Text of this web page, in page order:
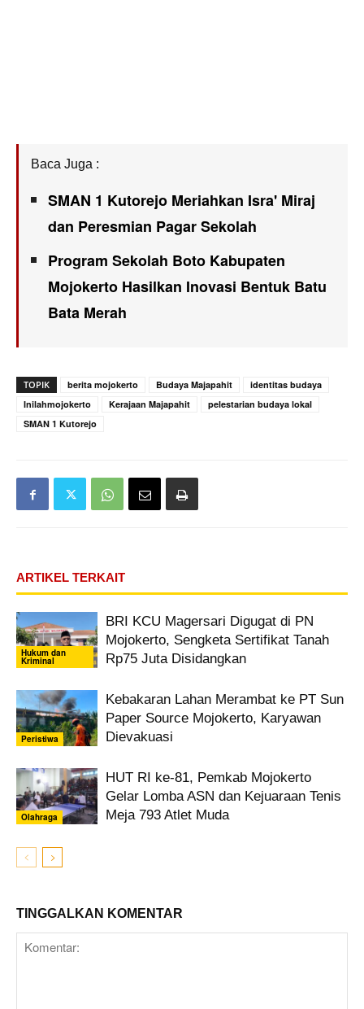
Baca Juga :
SMAN 1 Kutorejo Meriahkan Isra' Miraj
dan Peresmian Pagar Sekolah
Program Sekolah Boto Kabupaten
Mojokerto Hasilkan Inovasi Bentuk Batu
Bata Merah
TOPIK berita mojokerto Budaya Majapahit
identitas budaya
Inilahmojokerto
Kerajaan Majapahit
pelestarian budaya lokal
SMAN 1 Kutorejo
ARTIKEL TERKAIT
Hukum dan
Kriminal
BRI KCU Magersari Digugat di PN
Mojokerto, Sengketa Sertifikat Tanah
Rp75 Juta Disidangkan
Peristiwa
Kebakaran Lahan Merambat ke PT Sun
Paper Source Mojokerto, Karyawan
Dievakuasi
Olahraga
HUT RI ke-81, Pemkab Mojokerto
Gelar Lomba ASN dan Kejuaraan Tenis
Meja 793 Atlet Muda
TINGGALKAN KOMENTAR